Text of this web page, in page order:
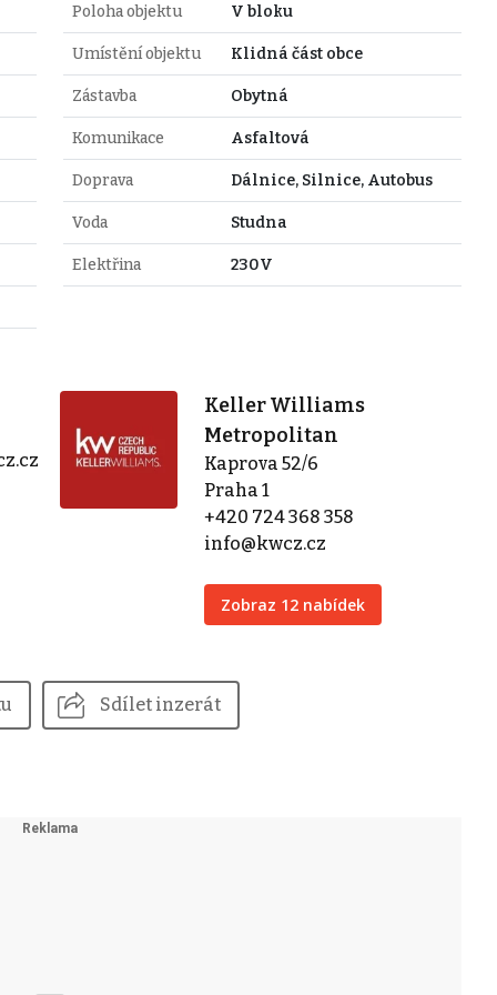
Poloha objektu V bloku
Umístění objektu Klidná část obce
Zástavba Obytná
Komunikace Asfaltová
Doprava Dálnice, Silnice, Autobus
Voda Studna
Elektřina 230V
Keller Williams
Metropolitan
Kaprova 52/6
Praha 1
+420 724 368 358
info@kwcz.cz
Zobraz 12 nabídek
Sdílet inzerát